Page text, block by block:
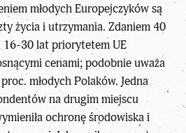
młodych Europejczyków są
życia i utrzymania. Zdaniem 40
16-30 lat priorytetem UE
cenami; podobnie uważa
młodych Polaków. Jedna
na drugim miejscu
ochronę środowiska i